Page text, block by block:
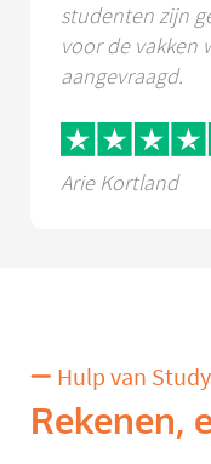
studenten zijn
voor de vakken
aangevraagd.
Arie Kortland
Hulp van
Rekenen,